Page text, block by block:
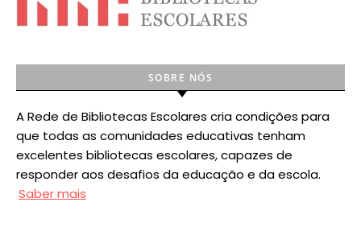
SOBRE NÓS
A Rede de Bibliotecas Escolares cria condições para
que todas as comunidades educativas tenham
excelentes bibliotecas escolares, capazes de
responder aos desafios da educação e da escola.
Saber mais